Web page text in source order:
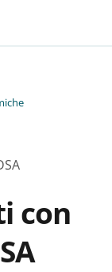
SWITCHER:
con